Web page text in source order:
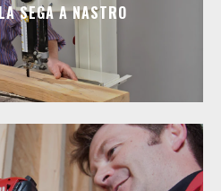
SEGA A NASTRO